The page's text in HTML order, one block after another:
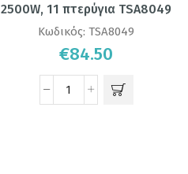
2500W, 11 πτερύγια TSA8049
Κωδικός:TSA8049
€84.50